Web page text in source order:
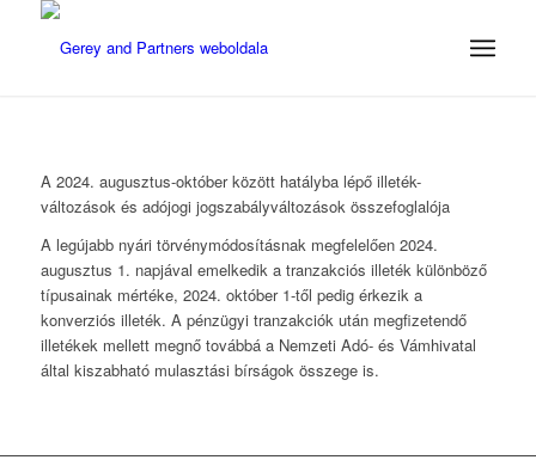
A 2024. augusztus-október között hatályba lépő illeték-
változások és adójogi jogszabályváltozások összefoglalója
A legújabb nyári törvénymódosításnak megfelelően 2024.
augusztus 1. napjával emelkedik a tranzakciós illeték különböző
típusainak mértéke, 2024. október 1-től pedig érkezik a
konverziós illeték. A pénzügyi tranzakciók után megfizetendő
illetékek mellett megnő továbbá a Nemzeti Adó- és Vámhivatal
által kiszabható mulasztási bírságok összege is.